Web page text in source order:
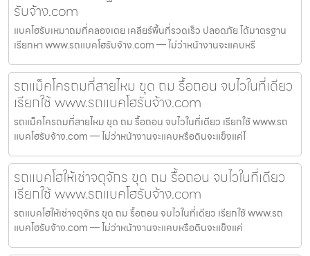
รับจ้าง.com
แบคโฮรับเหมาถมที่คลองเตย เคลียร์พื้นที่รวดเร็ว ปลอดภัย ได้มาตรฐาน
เรียกหา www.รถแบคโฮรับจ้าง.com — ไม่ว่าหน้างานจะแคบหรื
รถแม็คโครถมที่สายไหม ขุด ถม รื้อถอน จบไวในที่เดียว
เรียกใช้ www.รถแบคโฮรับจ้าง.com
รถแม็คโครถมที่สายไหม ขุด ถม รื้อถอน จบไวในที่เดียว เรียกใช้ www.รถ
แบคโฮรับจ้าง.com — ไม่ว่าหน้างานจะแคบหรือดินจะแข็งแค่ไ
รถแบคโฮให้เช่าจตุจักร ขุด ถม รื้อถอน จบไวในที่เดียว
เรียกใช้ www.รถแบคโฮรับจ้าง.com
รถแบคโฮให้เช่าจตุจักร ขุด ถม รื้อถอน จบไวในที่เดียว เรียกใช้ www.รถ
แบคโฮรับจ้าง.com — ไม่ว่าหน้างานจะแคบหรือดินจะแข็งแค่